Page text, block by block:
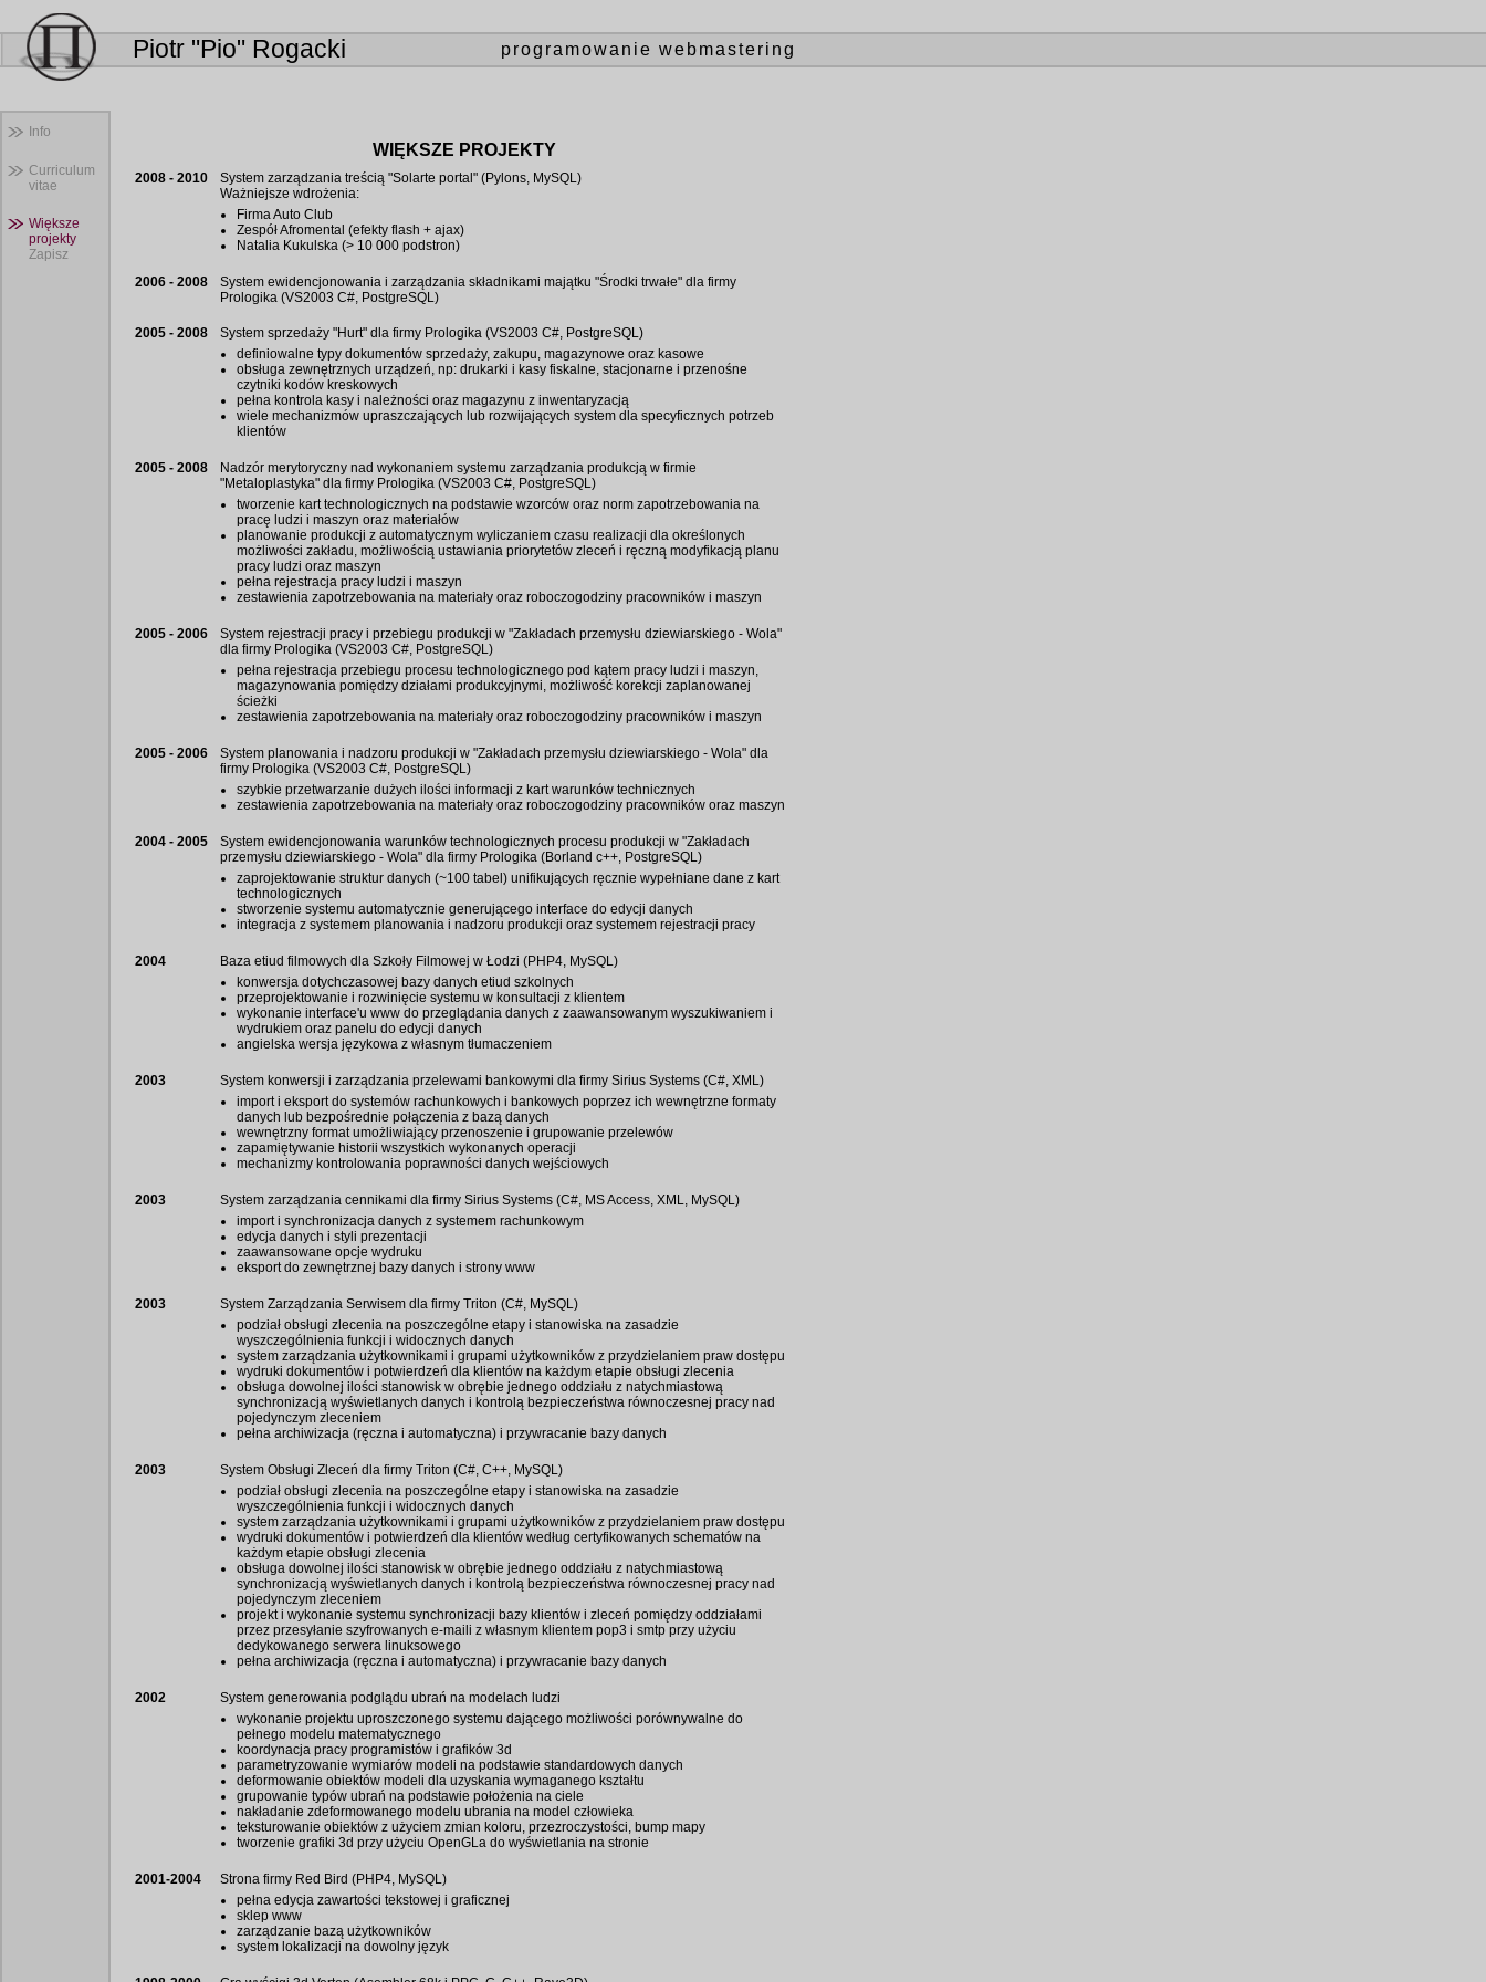
Piotr "Pio" Rogacki programowanie webmastering
Info
Curriculum
vitae
Większe
projekty
Zapisz
WIĘKSZE PROJEKTY
2008 - 2010
System zarządzania treścią "Solarte portal" (Pylons, MySQL)
Ważniejsze wdrożenia:
Firma Auto Club
Zespół Afromental (efekty flash + ajax)
Natalia Kukulska (> 10 000 podstron)
2006 - 2008
System ewidencjonowania i zarządzania składnikami majątku "Środki trwałe" dla firmy
Prologika (VS2003 C#, PostgreSQL)
2005 - 2008
System sprzedaży "Hurt" dla firmy Prologika (VS2003 C#, PostgreSQL)
definiowalne typy dokumentów sprzedaży, zakupu, magazynowe oraz kasowe
obsługa zewnętrznych urządzeń, np: drukarki i kasy fiskalne, stacjonarne i przenośne
czytniki kodów kreskowych
pełna kontrola kasy i należności oraz magazynu z inwentaryzacją
wiele mechanizmów upraszczających lub rozwijających system dla specyficznych potrzeb
klientów
2005 - 2008
Nadzór merytoryczny nad wykonaniem systemu zarządzania produkcją w firmie
"Metaloplastyka" dla firmy Prologika (VS2003 C#, PostgreSQL)
tworzenie kart technologicznych na podstawie wzorców oraz norm zapotrzebowania na
pracę ludzi i maszyn oraz materiałów
planowanie produkcji z automatycznym wyliczaniem czasu realizacji dla określonych
możliwości zakładu, możliwością ustawiania priorytetów zleceń i ręczną modyfikacją planu
pracy ludzi oraz maszyn
pełna rejestracja pracy ludzi i maszyn
zestawienia zapotrzebowania na materiały oraz roboczogodziny pracowników i maszyn
2005 - 2006
System rejestracji pracy i przebiegu produkcji w "Zakładach przemysłu dziewiarskiego - Wola"
dla firmy Prologika (VS2003 C#, PostgreSQL)
pełna rejestracja przebiegu procesu technologicznego pod kątem pracy ludzi i maszyn,
magazynowania pomiędzy działami produkcyjnymi, możliwość korekcji zaplanowanej
ścieżki
zestawienia zapotrzebowania na materiały oraz roboczogodziny pracowników i maszyn
2005 - 2006
System planowania i nadzoru produkcji w "Zakładach przemysłu dziewiarskiego - Wola" dla
firmy Prologika (VS2003 C#, PostgreSQL)
szybkie przetwarzanie dużych ilości informacji z kart warunków technicznych
zestawienia zapotrzebowania na materiały oraz roboczogodziny pracowników oraz maszyn
2004 - 2005
System ewidencjonowania warunków technologicznych procesu produkcji w "Zakładach
przemysłu dziewiarskiego - Wola" dla firmy Prologika (Borland c++, PostgreSQL)
zaprojektowanie struktur danych (~100 tabel) unifikujących ręcznie wypełniane dane z kart
technologicznych
stworzenie systemu automatycznie generującego interface do edycji danych
integracja z systemem planowania i nadzoru produkcji oraz systemem rejestracji pracy
2004
Baza etiud filmowych dla Szkoły Filmowej w Łodzi (PHP4, MySQL)
konwersja dotychczasowej bazy danych etiud szkolnych
przeprojektowanie i rozwinięcie systemu w konsultacji z klientem
wykonanie interface'u www do przeglądania danych z zaawansowanym wyszukiwaniem i
wydrukiem oraz panelu do edycji danych
angielska wersja językowa z własnym tłumaczeniem
2003
System konwersji i zarządzania przelewami bankowymi dla firmy Sirius Systems (C#, XML)
import i eksport do systemów rachunkowych i bankowych poprzez ich wewnętrzne formaty
danych lub bezpośrednie połączenia z bazą danych
wewnętrzny format umożliwiający przenoszenie i grupowanie przelewów
zapamiętywanie historii wszystkich wykonanych operacji
mechanizmy kontrolowania poprawności danych wejściowych
2003
System zarządzania cennikami dla firmy Sirius Systems (C#, MS Access, XML, MySQL)
import i synchronizacja danych z systemem rachunkowym
edycja danych i styli prezentacji
zaawansowane opcje wydruku
eksport do zewnętrznej bazy danych i strony www
2003
System Zarządzania Serwisem dla firmy Triton (C#, MySQL)
podział obsługi zlecenia na poszczególne etapy i stanowiska na zasadzie
wyszczególnienia funkcji i widocznych danych
system zarządzania użytkownikami i grupami użytkowników z przydzielaniem praw dostępu
wydruki dokumentów i potwierdzeń dla klientów na każdym etapie obsługi zlecenia
obsługa dowolnej ilości stanowisk w obrębie jednego oddziału z natychmiastową
synchronizacją wyświetlanych danych i kontrolą bezpieczeństwa równoczesnej pracy nad
pojedynczym zleceniem
pełna archiwizacja (ręczna i automatyczna) i przywracanie bazy danych
2003
System Obsługi Zleceń dla firmy Triton (C#, C++, MySQL)
podział obsługi zlecenia na poszczególne etapy i stanowiska na zasadzie
wyszczególnienia funkcji i widocznych danych
system zarządzania użytkownikami i grupami użytkowników z przydzielaniem praw dostępu
wydruki dokumentów i potwierdzeń dla klientów według certyfikowanych schematów na
każdym etapie obsługi zlecenia
obsługa dowolnej ilości stanowisk w obrębie jednego oddziału z natychmiastową
synchronizacją wyświetlanych danych i kontrolą bezpieczeństwa równoczesnej pracy nad
pojedynczym zleceniem
projekt i wykonanie systemu synchronizacji bazy klientów i zleceń pomiędzy oddziałami
przez przesyłanie szyfrowanych e-maili z własnym klientem pop3 i smtp przy użyciu
dedykowanego serwera linuksowego
pełna archiwizacja (ręczna i automatyczna) i przywracanie bazy danych
2002
System generowania podglądu ubrań na modelach ludzi
wykonanie projektu uproszczonego systemu dającego możliwości porównywalne do
pełnego modelu matematycznego
koordynacja pracy programistów i grafików 3d
parametryzowanie wymiarów modeli na podstawie standardowych danych
deformowanie obiektów modeli dla uzyskania wymaganego kształtu
grupowanie typów ubrań na podstawie położenia na ciele
nakładanie zdeformowanego modelu ubrania na model człowieka
teksturowanie obiektów z użyciem zmian koloru, przezroczystości, bump mapy
tworzenie grafiki 3d przy użyciu OpenGLa do wyświetlania na stronie
2001-2004
Strona firmy Red Bird (PHP4, MySQL)
pełna edycja zawartości tekstowej i graficznej
sklep www
zarządzanie bazą użytkowników
system lokalizacji na dowolny język